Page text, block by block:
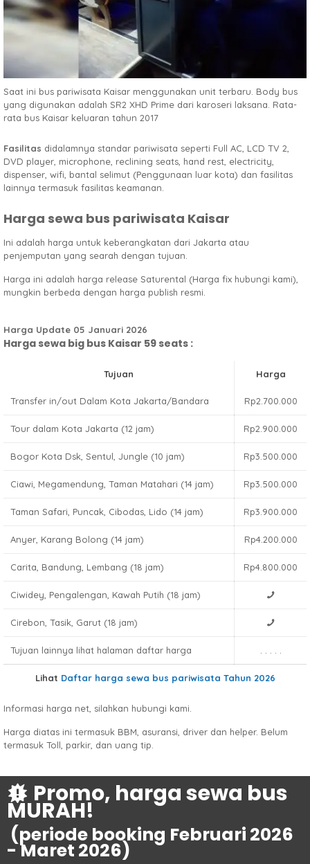
Saat ini bus pariwisata Kaisar menggunakan unit terbaru. Body bus
yang digunakan adalah SR2 XHD Prime dari karoseri laksana. Rata-
rata bus Kaisar keluaran tahun 2017
Fasilitas didalamnya standar pariwisata seperti Full AC, LCD TV 2,
DVD player, microphone, reclining seats, hand rest, electricity,
dispenser, wifi, bantal selimut (Penggunaan luar kota) dan fasilitas
lainnya termasuk fasilitas keamanan.
Harga sewa bus pariwisata Kaisar
Ini adalah harga untuk keberangkatan dari Jakarta atau
penjemputan yang searah dengan tujuan.
Harga ini adalah harga release Saturental (Harga fix hubungi kami),
mungkin berbeda dengan harga publish resmi.
Harga Update 05 Januari 2026
Harga sewa big bus Kaisar 59 seats :
Tujuan Harga
Transfer in/out Dalam Kota Jakarta/Bandara Rp2.700.000
Tour dalam Kota Jakarta (12 jam) Rp2.900.000
Bogor Kota Dsk, Sentul, Jungle (10 jam) Rp3.500.000
Ciawi, Megamendung, Taman Matahari (14 jam) Rp3.500.000
Taman Safari, Puncak, Cibodas, Lido (14 jam) Rp3.900.000
Anyer, Karang Bolong (14 jam) Rp4.200.000
Carita, Bandung, Lembang (18 jam) Rp4.800.000
Ciwidey, Pengalengan, Kawah Putih (18 jam)
Cirebon, Tasik, Garut (18 jam)
Tujuan lainnya lihat halaman daftar harga . . . . .
Lihat Daftar harga sewa bus pariwisata Tahun 2026
Informasi harga net, silahkan hubungi kami.
Harga diatas ini termasuk BBM, asuransi, driver dan helper. Belum
termasuk Toll, parkir, dan uang tip.
Promo, harga sewa bus
MURAH!
(periode booking Februari 2026
- Maret 2026)